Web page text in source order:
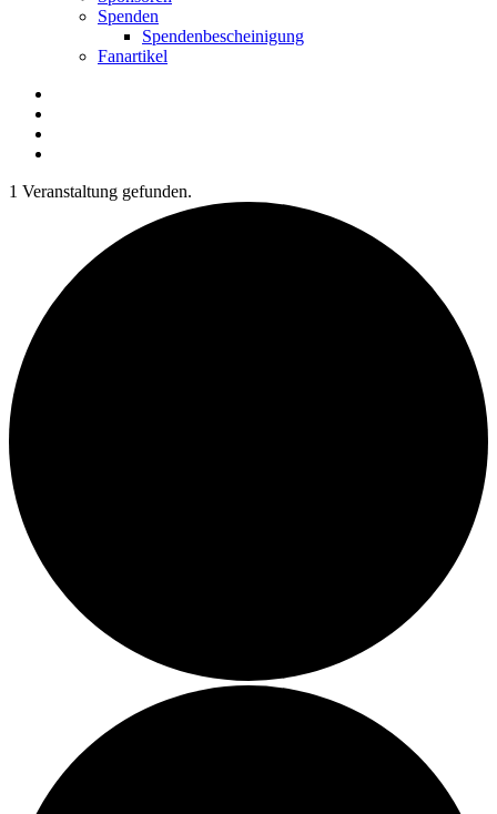
Spenden
Spendenbescheinigung
Fanartikel
1 Veranstaltung gefunden.